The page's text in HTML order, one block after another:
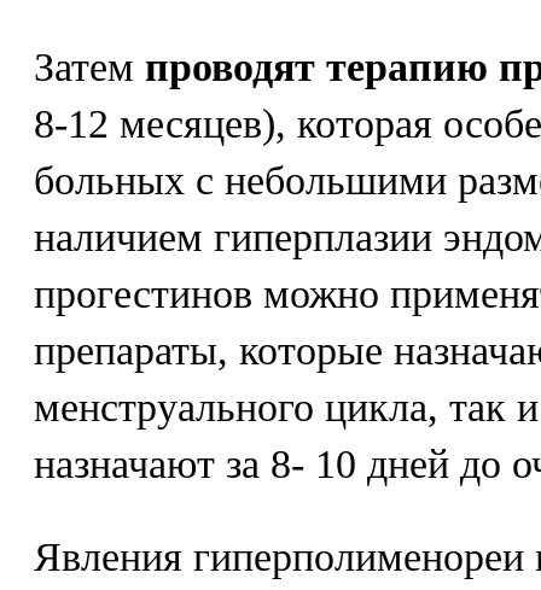
Затем проводят терапию
8-12 месяцев), которая
больных с небольшими
наличием гиперплазии
прогестинов можно
препараты, которые
менструального цикла, так
назначают за 8- 10 дней до
Явления